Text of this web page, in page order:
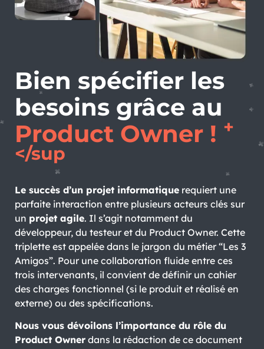
Bien spécifier les
besoins grâce au
Product Owner ! +
</sup
Le succès d’un projet informatique requiert une
parfaite interaction entre plusieurs acteurs clés sur
un projet agile. Il s’agit notamment du
développeur, du testeur et du Product Owner. Cette
triplette est appelée dans le jargon du métier “Les 3
Amigos”. Pour une collaboration fluide entre ces
trois intervenants, il convient de définir un cahier
des charges fonctionnel (si le produit et réalisé en
externe) ou des spécifications.
Nous vous dévoilons l’importance du rôle du
Product Owner dans la rédaction de ce document